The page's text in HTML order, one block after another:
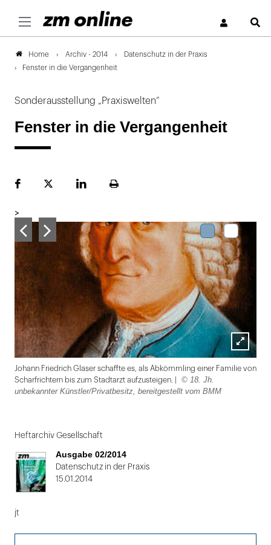
Home Archiv - 2014
Datenschutz in der Praxis
Fenster in die Vergangenheit
Sonderausstellung „Praxiswelten“
Fenster in die Vergangenheit
FacebookPlattformLinekdInSeite
>
Lightbox
öffnen
Johann Friedrich Glaser schaffte es, als Abkömmling einer Familie von
Scharfrichtern bis zum Stadtarzt aufzusteigen. |
© 18. Jh.
unbekannter Künstler/Privatbesitz, bereitgestellt vom BMM
1
von
2:
Johann
Glaser
schaffte
Heftarchiv Gesellschaft
Ausgabe 02/2014
Datenschutz in der Praxis
15.01.2014
jt